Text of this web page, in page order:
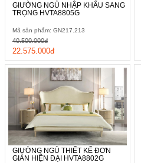
GIƯỜNG NGỦ NHẬP KHẨU SANG
TRỌNG HVTA8805G
Mã sản phẩm: GN217.213
22.575.000đ
40.500.000đ
GIƯỜNG NGỦ THIẾT KẾ ĐƠN
GIẢN HIỆN ĐẠI HVTA8802G